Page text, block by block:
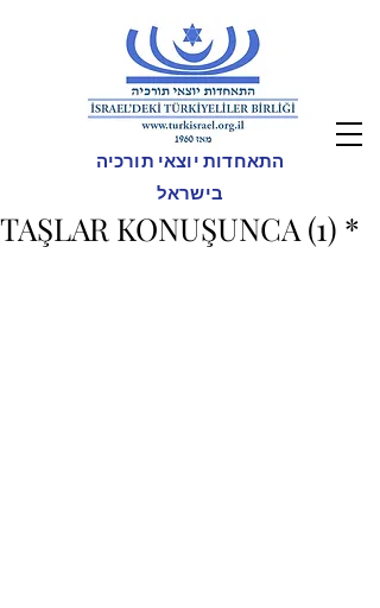
התאחדות יוצאי תורכיה
בישראל
TAŞLAR KONUŞUNCA (1) *